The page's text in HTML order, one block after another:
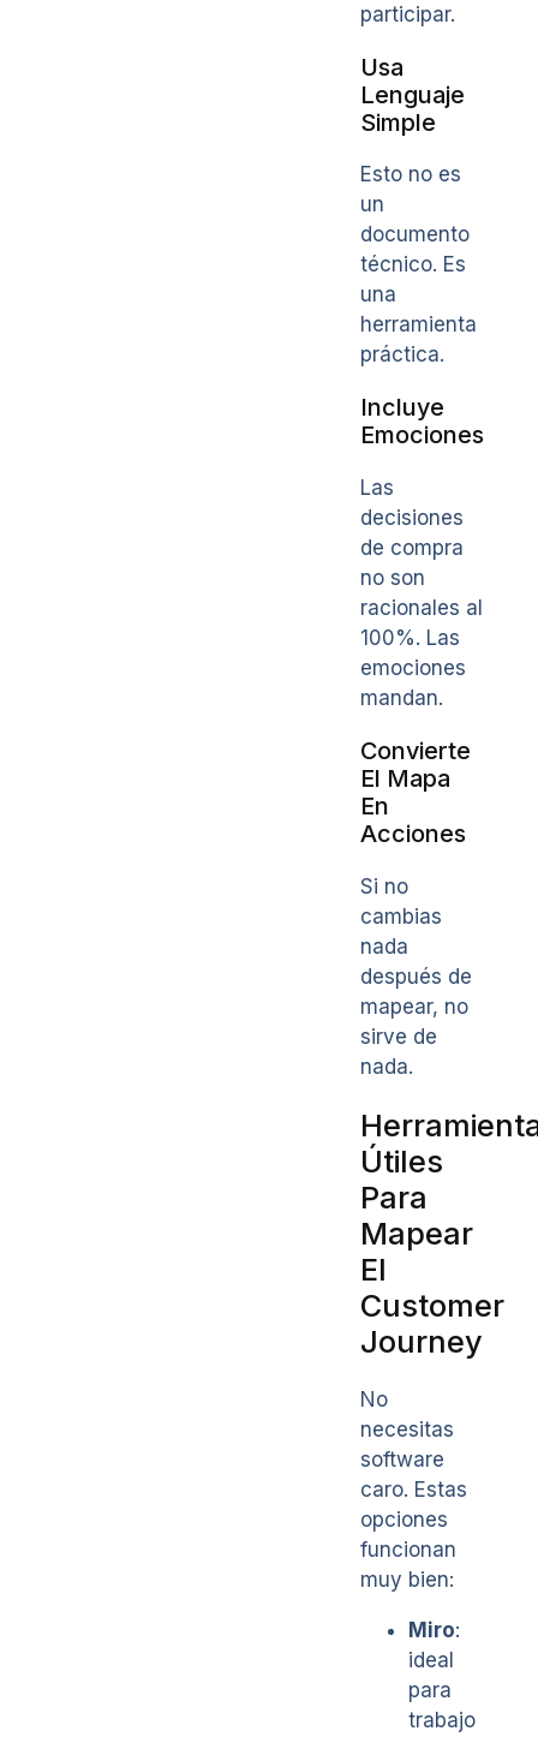
participar.
Usa
Lenguaje
Simple
Esto no es
un
documento
técnico. Es
una
herramienta
práctica.
Incluye
Emociones
Las
decisiones
de compra
no son
racionales al
100%. Las
emociones
mandan.
Convierte
El Mapa
En
Acciones
Si no
cambias
nada
después de
mapear, no
sirve de
nada.
Útiles
Para
Mapear
El
Customer
Journey
No
necesitas
software
caro. Estas
opciones
funcionan
muy bien:
Miro:
ideal
para
trabajo